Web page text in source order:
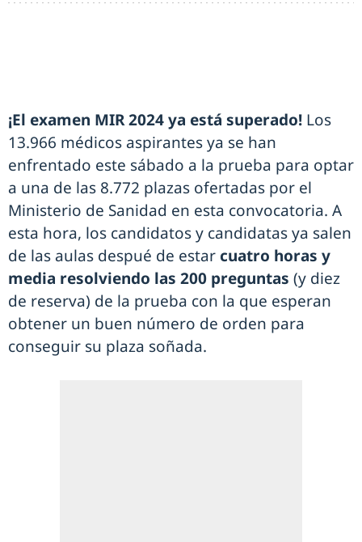
¡El examen MIR 2024 ya está superado! Los
13.966 médicos aspirantes ya se han
enfrentado este sábado a la prueba para optar
a una de las 8.772 plazas ofertadas por el
Ministerio de Sanidad en esta convocatoria. A
esta hora, los candidatos y candidatas ya salen
de las aulas despué de estar cuatro horas y
media resolviendo las 200 preguntas (y diez
de reserva) de la prueba con la que esperan
obtener un buen número de orden para
conseguir su plaza soñada.